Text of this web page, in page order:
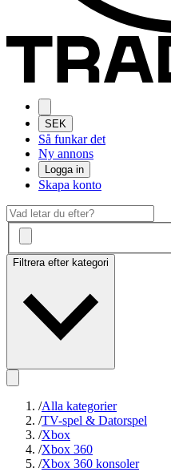
SEK
Så funkar det
Ny annons
Logga in
Skapa konto
Filtrera efter kategori
/Alla kategorier
/TV-spel & Datorspel
/Xbox
/Xbox 360
/Xbox 360 konsoler